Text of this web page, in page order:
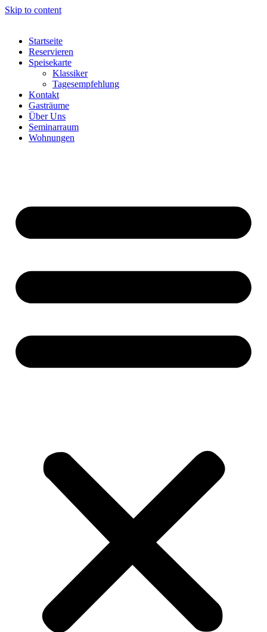
Skip to content
Startseite
Reservieren
Speisekarte
Klassiker
Tagesempfehlung
Kontakt
Gasträume
Über Uns
Seminarraum
Wohnungen